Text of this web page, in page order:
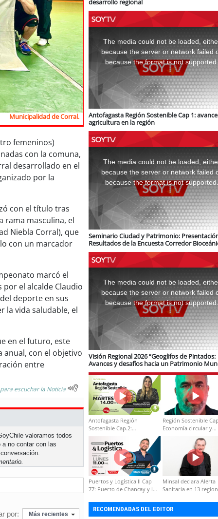
Municipalidad de Corral.
femeninos)
con la comuna,
desarrollado en el
por la
con el título tras
rama masculina, el
Niebla Corral), que
con un marcador
marcó el
el alcalde Claudio
deporte en sus
la vida saludable, el
en el futuro, este
anual, con el objetivo
entre
escuchar la Noticia
valoramos todos
no contar con las
por: Más recientes
desarrollo regional
window.
The media could not be loaded,
because the server or network failed
because the format is not supported.
Antofagasta Región Sostenible Cap 1:
agricultura en la región
window.
The media could not be loaded,
because the server or network failed
because the format is not supported.
Seminario Ciudad y Patrimonio:
Resultados de la Encuesta Corredor
logística e infraestructura ferroviaria
window.
The media could not be loaded,
because the server or network failed
because the format is not supported.
Visión Regional 2026 “Geoglifos de Pintados:
Avances y desafíos hacia un Patrimonio
de Unesco”
Antofagasta Región
Sostenible Cap.2:
Educación ambiental y
formación de capacidades
técnicas
Región Sostenible
Economía circular y
Puertos y Logística II Cap
77: Puerto de Chancay y la
Minsal declara Alerta
Sanitaria en 13
RECOMENDADAS DEL EDITOR